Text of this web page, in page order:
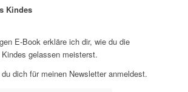
Kindes
E-Book erkläre ich dir, wie du die
gelassen meisterst.
dich für meinen Newsletter anmeldest.